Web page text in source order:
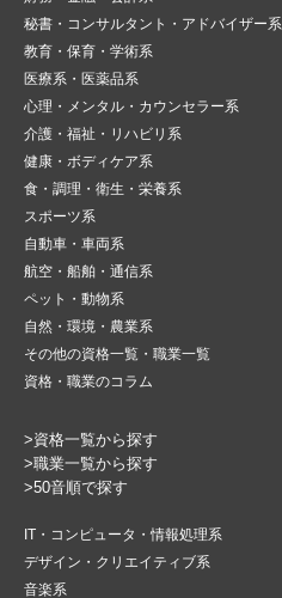
秘書・コンサルタント・アドバイザー系
教育・保育・学術系
医療系・医薬品系
心理・メンタル・カウンセラー系
介護・福祉・リハビリ系
健康・ボディケア系
食・調理・衛生・栄養系
スポーツ系
自動車・車両系
航空・船舶・通信系
ペット・動物系
自然・環境・農業系
その他の資格一覧・職業一覧
資格・職業のコラム
>資格一覧から探す
>職業一覧から探す
>50音順で探す
IT・コンピュータ・情報処理系
デザイン・クリエイティブ系
音楽系